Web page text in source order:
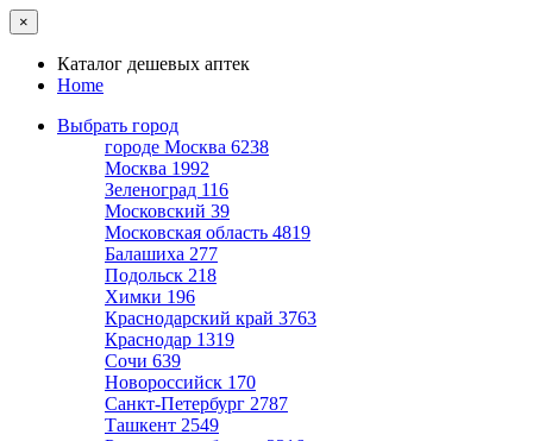
×
Каталог дешевых аптек
Home
Выбрать город
городе Москва 6238
Москва 1992
Зеленоград 116
Московский 39
Московская область 4819
Балашиха 277
Подольск 218
Химки 196
Краснодарский край 3763
Краснодар 1319
Сочи 639
Новороссийск 170
Санкт-Петербург 2787
Ташкент 2549